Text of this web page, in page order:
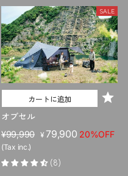
格
SALE
カートに追加
オブセル
販
売
価
¥99,990 セ
ル
¥ 79,900 20%OFF
(Tax inc.)
(8)